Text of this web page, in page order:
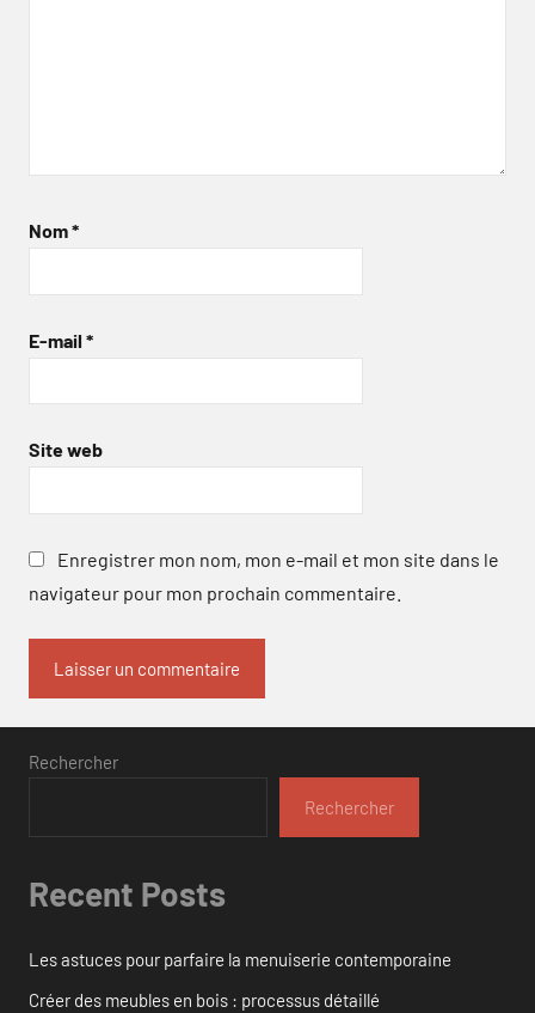
Nom*
E-mail *
Site web
Enregistrer mon nom, mon e-mail et mon site dans le
navigateur pour mon prochain commentaire.
Rechercher
Rechercher
Recent Posts
Les astuces pour parfaire la menuiserie contemporaine
Créer des meubles en bois : processus détaillé